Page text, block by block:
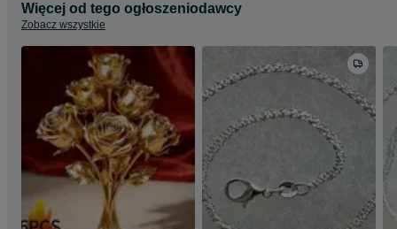
Więcej od tego ogłoszeniodawcy
Zobacz wszystkie